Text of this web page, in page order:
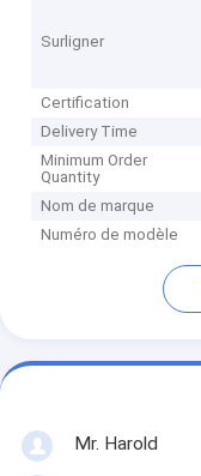
Surligner
Certification
Delivery Time
Minimum Order
Quantity
Nom de marque
Numéro de modèle
Mr. Harold